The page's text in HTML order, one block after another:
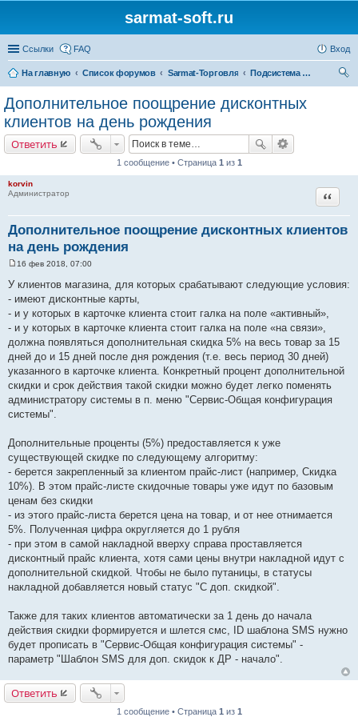
sarmat-soft.ru
Ссылки FAQ Вход
На главную Список форумов Sarmat-Торговля
Подсистема работы с клиентами (CRM)
Дополнительное поощрение дисконтных
клиентов на день рождения
Ответить
1 сообщение • Страница 1 из 1
korvin
Администратор
Дополнительное поощрение дисконтных клиентов
на день рождения
Цитата
о
б
е
н
е
16 фев 2018, 07:00
У клиентов магазина, для которых срабатывают следующие условия:
- имеют дисконтные карты,
- и у которых в карточке клиента стоит галка на поле «активный»,
- и у которых в карточке клиента стоит галка на поле «на связи»,
должна появляться дополнительная скидка 5% на весь товар за 15
дней до и 15 дней после дня рождения (т.е. весь период 30 дней)
указанного в карточке клиента. Конкретный процент дополнительной
скидки и срок действия такой скидки можно будет легко поменять
администратору системы в п. меню "Сервис-Общая конфигурация
системы".
Дополнительные проценты (5%) предоставляется к уже
существующей скидке по следующему алгоритму:
- берется закрепленный за клиентом прайс-лист (например, Скидка
10%). В этом прайс-листе скидочные товары уже идут по базовым
ценам без скидки
- из этого прайс-листа берется цена на товар, и от нее отнимается
5%. Полученная цифра округляется до 1 рубля
- при этом в самой накладной вверху справа проставляется
дисконтный прайс клиента, хотя сами цены внутри накладной идут с
дополнительной скидкой. Чтобы не было путаницы, в статусы
накладной добавляется новый статус "С доп. скидкой".
Также для таких клиентов автоматически за 1 день до начала
действия скидки формируется и шлется смс, ID шаблона SMS нужно
будет прописать в "Сервис-Общая конфигурация системы" -
параметр "Шаблон SMS для доп. скидок к ДР - начало".
Ответить
1 сообщение • Страница 1 из 1